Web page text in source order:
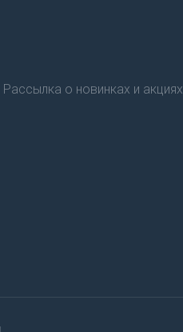
Рассылка о новинках и акциях